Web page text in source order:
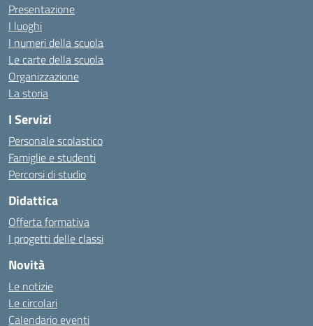
Presentazione
I luoghi
I numeri della scuola
Le carte della scuola
Organizzazione
La storia
I Servizi
Personale scolastico
Famiglie e studenti
Percorsi di studio
Didattica
Offerta formativa
I progetti delle classi
Novità
Le notizie
Le circolari
Calendario eventi